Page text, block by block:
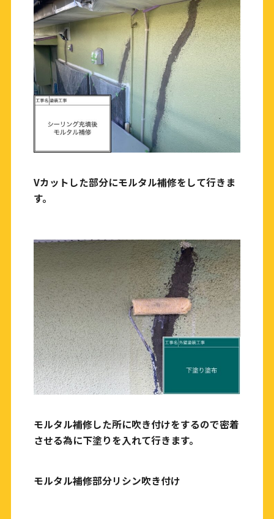
Vカットした部分にモルタル補修をして行きま
す。
モルタル補修した所に吹き付けをするので密着
させる為に下塗りを入れて行きます。
モルタル補修部分リシン吹き付け